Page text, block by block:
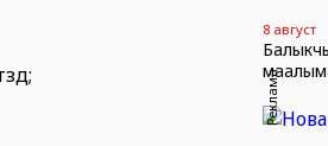
8 август
Реклама